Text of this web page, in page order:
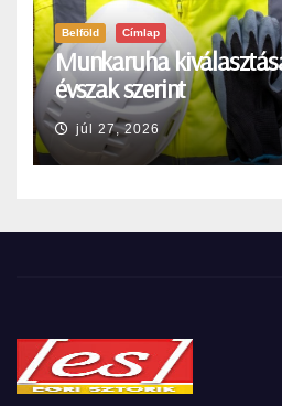
Belföld Címlap
Munkaruha
évszak szerint
júl 27, 2026